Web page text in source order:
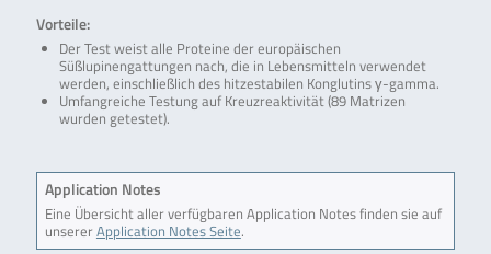
Vorteile:
Der Test weist alle Proteine der europäischen
Süßlupinengattungen nach, die in Lebensmitteln verwendet
werden, einschließlich des hitzestabilen Konglutins γ-gamma.
Umfangreiche Testung auf Kreuzreaktivität (89 Matrizen
wurden getestet).
Application Notes
Eine Übersicht aller verfügbaren Application Notes finden sie auf
unsererApplication Notes Seite.